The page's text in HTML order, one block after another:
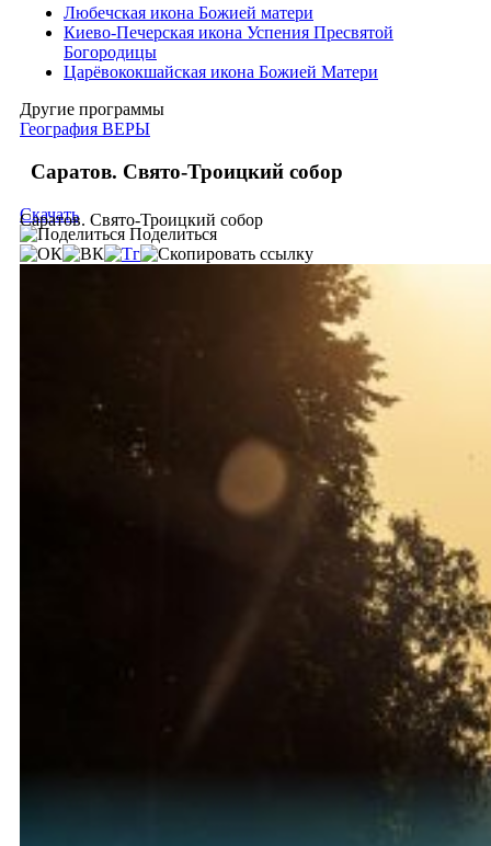
Любечская икона Божией матери
Киево-Печерская икона Успения Пресвятой
Богородицы
Царёвококшайская икона Божией Матери
Другие программы
География ВЕРЫ
Саратов. Свято-Троицкий собор
Саратов. Свято-Троицкий собор
Скачать
Поделиться